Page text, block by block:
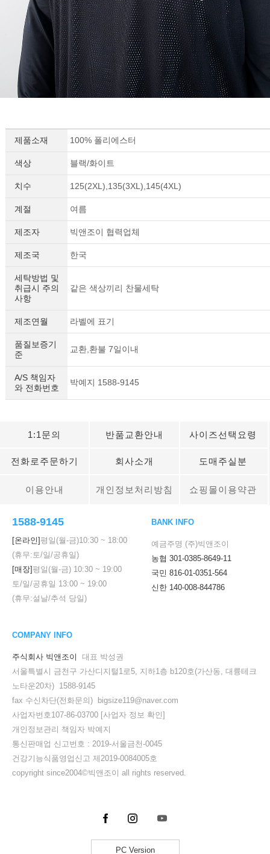
제품소재 100% 폴리에스터
색상 블랙/화이트
치수 125(2XL),135(3XL),145(4XL)
계절 여름
제조자 빅앤조이 협력업체
제조국 한국
세탁방법 및
취급시 주의
사항
같은 색상끼리 찬물세탁
제조연월 라벨에 표기
품질보증기
준
교환,환불 7일이내
A/S 책임자
와 전화번호
박예지 1588-9145
1:1문의 반품교환안내 사이즈선택요령
전화로주문하기 회사소개 도매주실분
이용안내 개인정보처리방침 쇼핑몰이용약관
1588-9145
[온라인]평일(월-금)10:30 ~ 18:00
(휴무:토/일/공휴일)
[매장]평일(월-금) 10:30 ~ 19:00
토/일/공휴일 13:00 ~ 19:00
(휴무:설날/추석 당일)
BANK INFO
예금주명 (주)빅앤조이
농협 301-0385-8649-11
국민 816-01-0351-564
신한 140-008-844786
COMPANY INFO
주식회사 빅앤조이
대표 박성권
서울특별시 금천구 가산디지털1로5, 지하1층 b120호(가산동, 대륭테크
노타운20차) 1588-9145
fax 수신차단(전화문의) bigsize119@naver.com
사업자번호107-86-03700 [사업자 정보 확인]
개인정보관리 책임자 박예지
통신판매업 신고번호 : 2019-서울금천-0045
건강기능식품영업신고 제2019-0084005호
copyright since2004©빅앤조이 all rights reserved.
PC Version